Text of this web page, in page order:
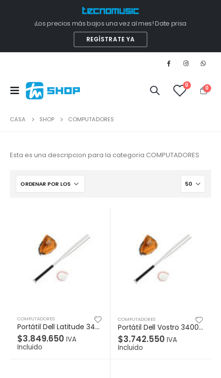
¡Los precios más bajos una vez al mes! Date prisa
REGÍSTRATE YA
0 0
CASA SHOP COMPUTADORES
Esta es una descripcion para la categoria COMPUTADORES
COMPUTADORES
Portátil Dell Latitude 3420 Intel i5-1135G7 (4 núcleos, caché de 8 M, 2,4 GHz base, hasta 4,2 GHz), 8GB, 1X8GB 3200MHz DDR4 sin ECC, SSD PCIe C35 M.2 2230 de 256 GB, Windows 10 Pro (incluye licencia de Windows 11 Pro) Inglés, francés, español, 14″ HD (1366 x 768) AG no táctil, 220 nits, cámara y micrófono, compatible con WLAN, Intel Dual Band Wi-Fi
$3.849.650 IVA
Incluido
COMPUTADORES
Portátil Dell Vostro 3400 Intel i5-1135G7 (caché de 8 MB, hasta 4,2 GHz), 8GB, 8GBx1, DDR4, 2666MHz, Unidad de disco duro de 1 TB, 5,4 K, 2,5″, Windows 10 Pro (incluye licencia de Windows 11 Pro) Inglés, francés, español, Pantalla de borde estrecho no táctil HD (1366 x 768) antirreflejo con retroiluminación LED de 14″, Wi-Fi 802.11ac 1×1 y Bluetoot
$3.742.550 IVA
Incluido